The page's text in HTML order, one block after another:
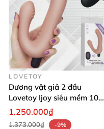
LOVETOY
Dương vật giả 2 đầu
Lovetoy Ijoy siêu mềm 10
chế độ rung sạc điện tiện lợi
1.250.000₫
1.373.000₫
-9%